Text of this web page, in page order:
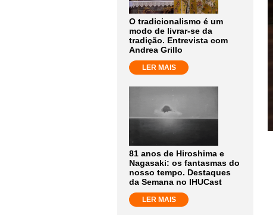
O tradicionalismo é um
modo de livrar-se da
tradição. Entrevista com
Andrea Grillo
LER MAIS
81 anos de Hiroshima e
Nagasaki: os fantasmas do
nosso tempo. Destaques
da Semana no IHUCast
LER MAIS